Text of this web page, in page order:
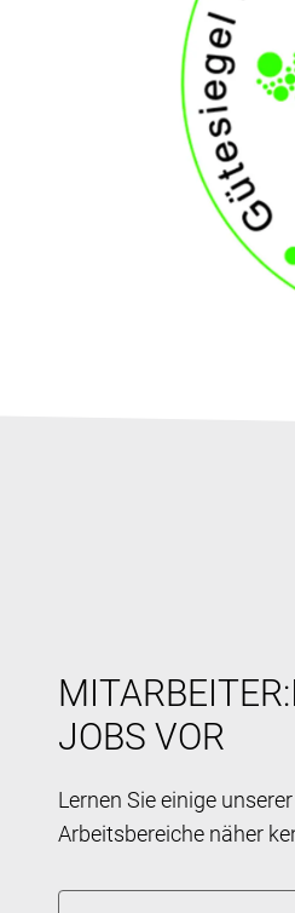
JOBS VOR
Lernen Sie einige
Arbeitsbereiche näher